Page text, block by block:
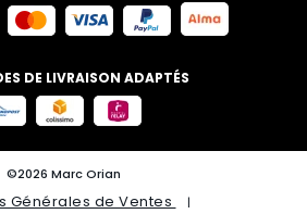
DE LIVRAISON ADAPTÉS
©2026 Marc Orian
Générales de Ventes